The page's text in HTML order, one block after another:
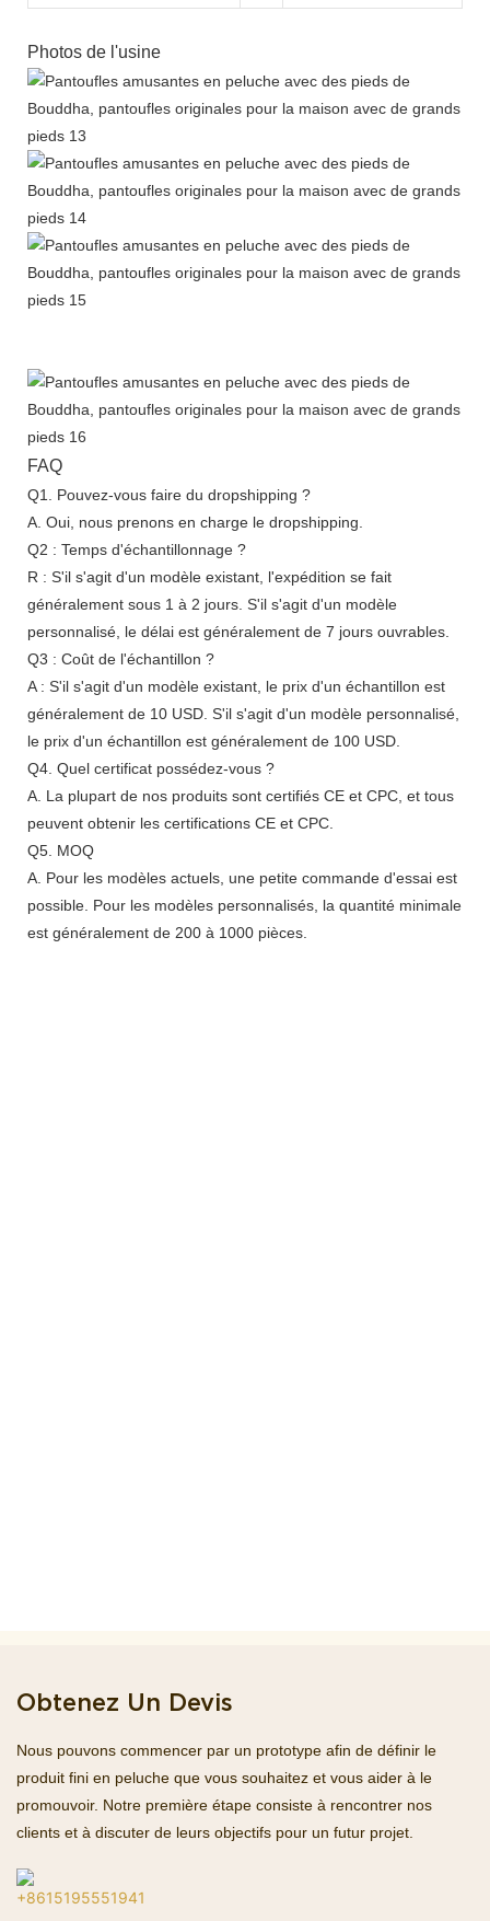
Photos de l'usine
FAQ
Q1. Pouvez-vous faire du dropshipping ?
A. Oui, nous prenons en charge le dropshipping.
Q2 : Temps d'échantillonnage ?
R : S'il s'agit d'un modèle existant, l'expédition se fait
généralement sous 1 à 2 jours. S'il s'agit d'un modèle
personnalisé, le délai est généralement de 7 jours ouvrables.
Q3 : Coût de l'échantillon ?
A : S'il s'agit d'un modèle existant, le prix d'un échantillon est
généralement de 10 USD. S'il s'agit d'un modèle personnalisé,
le prix d'un échantillon est généralement de 100 USD.
Q4. Quel certificat possédez-vous ?
A. La plupart de nos produits sont certifiés CE et CPC, et tous
peuvent obtenir les certifications CE et CPC.
Q5. MOQ
A. Pour les modèles actuels, une petite commande d'essai est
possible. Pour les modèles personnalisés, la quantité minimale
est généralement de 200 à 1000 pièces.
Obtenez Un Devis
Nous pouvons commencer par un prototype afin de définir le
produit fini en peluche que vous souhaitez et vous aider à le
promouvoir. Notre première étape consiste à rencontrer nos
clients et à discuter de leurs objectifs pour un futur projet.